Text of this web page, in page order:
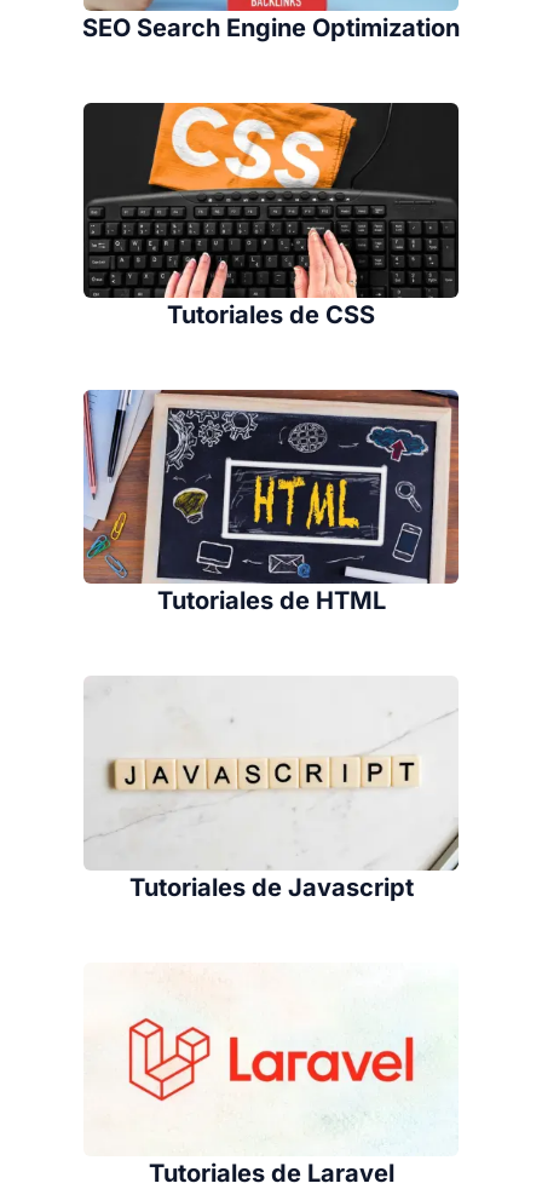
SEO Search Engine Optimization
Tutoriales de CSS
Tutoriales de HTML
Tutoriales de Javascript
Tutoriales de Laravel